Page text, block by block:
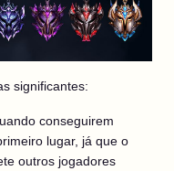
significantes:
conseguirem
lugar, já que o
outros jogadores